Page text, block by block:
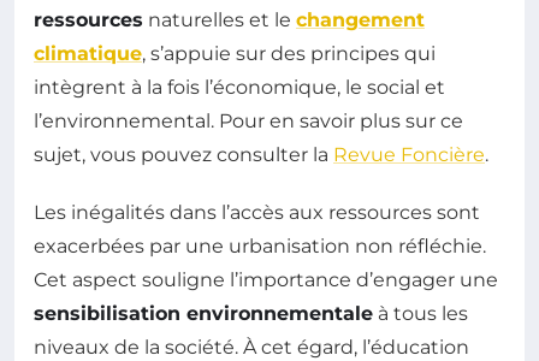
ressources naturelles et le changement
climatique, s’appuie sur des principes qui
intègrent à la fois l’économique, le social et
l’environnemental. Pour en savoir plus sur ce
sujet, vous pouvez consulter la Revue Foncière.
Les inégalités dans l’accès aux ressources sont
exacerbées par une urbanisation non réfléchie.
Cet aspect souligne l’importance d’engager une
sensibilisation environnementale à tous les
niveaux de la société. À cet égard, l’éducation